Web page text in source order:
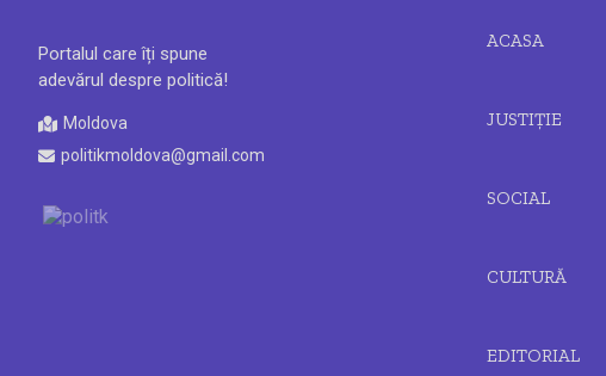
Portalul care îți spune
adevărul despre politică!
Moldova
politikmoldova@gmail.com
ACASA
JUSTIȚIE
SOCIAL
CULTURĂ
EDITORIAL